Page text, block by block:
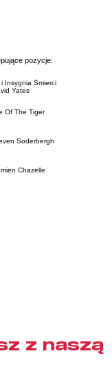
pozycje:
Insygnia Śmierci
Yates
Of The Tiger
Soderbergh
Chazelle
z naszą